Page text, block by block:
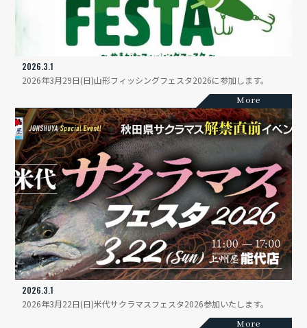
2026.3.1
2026年3月29日(日)山形フィッシングフェスタ2026に参加します。
More
2026.3.1
2026年3月22日(日)米代サクラマスフェスタ2026参加いたします。
More